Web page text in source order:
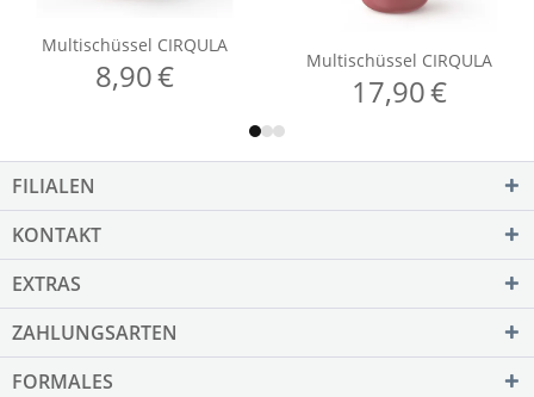
FILIALEN
KONTAKT
EXTRAS
ZAHLUNGSARTEN
FORMALES